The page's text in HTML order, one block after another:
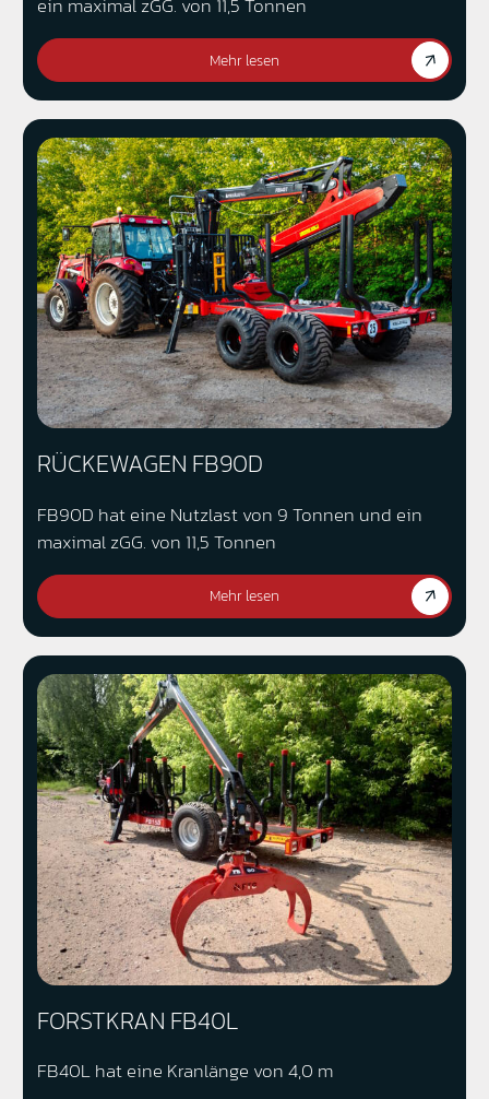
Mehr lesen
RÜCKEWAGEN FB90D
FB90D hat eine Nutzlast von 9 Tonnen und ein
maximal zGG. von 11,5 Tonnen
Mehr lesen
FORSTKRAN FB40L
FB40L hat eine Kranlänge von 4,0 m